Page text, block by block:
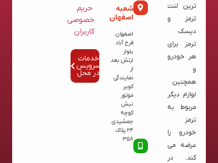
ترین لنت
ترمز و
دیسک
ترمز برای
هر خودرو
و
همچنین
لوازم دیگر
مربوط به
ترمز
خودرو را
عرضه می
کند. در
شعبه
اصفهان
اصفهان
فرح آباد
بلوار
ارتش بعد
از
نمایندگی
کویر
موتور
نبش
کوچه
جمشیدی
24 پلاک
358
حریم
خصوصی
کاربران
خدمات
سرویس
در محل